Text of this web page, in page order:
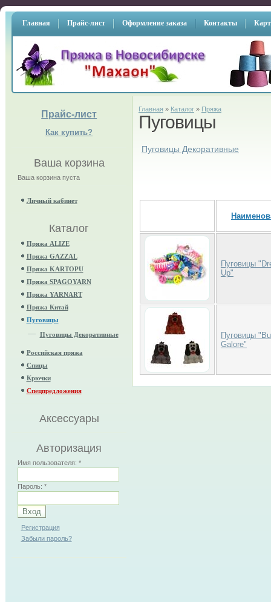
Главная Прайс-лист Оформление заказа Контакты
Прайс-лист
Как купить?
Ваша корзина
Ваша корзина пуста
Личный кабинет
Каталог
Пряжа ALIZE
Пряжа GAZZAL
Пряжа KARTOPU
Пряжа SPAGOYARN
Пряжа YARNART
Пряжа Китай
Пуговицы
Пуговицы Декоративные
Российская пряжа
Спицы
Крючки
Спецпредложения
Аксессуары
Авторизация
Имя пользователя: *
Пароль: *
Регистрация
Забыли пароль?
Главная » Каталог» Пряжа
Пуговицы
Пуговицы Декоративные
Пуговицы
Up"
Пуговицы
Galore"